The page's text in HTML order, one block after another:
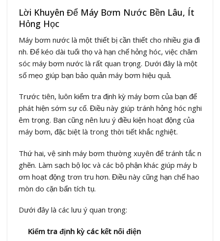
Lời Khuyên Để Máy Bơm Nước Bền Lâu, Ít
Hỏng Học
Máy bơm nước là một thiết bị cần thiết cho nhiều gia đì
nh. Để kéo dài tuổi thọ và hạn chế hỏng hóc, việc chăm
sóc máy bơm nước là rất quan trọng. Dưới đây là một
số mẹo giúp bạn bảo quản máy bơm hiệu quả.
Trước tiên, luôn kiểm tra định kỳ máy bơm của bạn để
phát hiện sớm sự cố. Điều này giúp tránh hỏng hóc nghi
êm trọng. Bạn cũng nên lưu ý điều kiện hoạt động của
máy bơm, đặc biệt là trong thời tiết khắc nghiệt.
Thứ hai, vệ sinh máy bơm thường xuyên để tránh tắc n
ghẽn. Làm sạch bộ lọc và các bộ phận khác giúp máy b
ơm hoạt động trơn tru hơn. Điều này cũng hạn chế hao
mòn do cặn bẩn tích tụ.
Dưới đây là các lưu ý quan trọng:
Kiểm tra định kỳ các kết nối điện